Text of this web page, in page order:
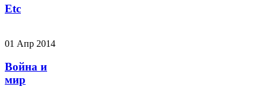
Etc
01 Апр 2014
Война и
мир